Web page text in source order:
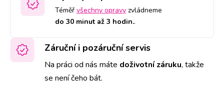
Téměř všechny opravy zvládneme
do 30 minut až 3 hodin..
Záruční i pozáruční servis
Na práci od nás máte doživotní záruku, takže
se není čeho bát.